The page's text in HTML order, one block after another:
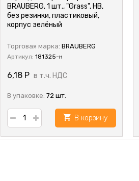
BRAUBERG, 1 шт., "Grass", НВ,
без резинки, пластиковый,
корпус зелёный
Торговая марка: BRAUBERG
Артикул: 181325-н
6,18 Р в т.ч. НДС
В упаковке: 72 шт.
В корзину